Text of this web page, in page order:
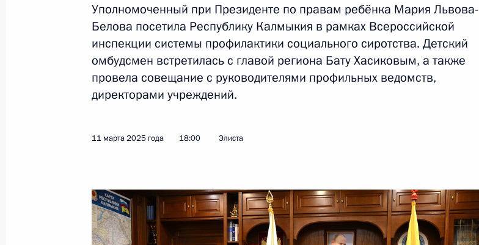
и за произведения для детей
25 марта 2025 года, 16:30
Мария Львова-Белова посетила Запорожскую область
22 марта 2025 года, 11:00
Уполномоченный при Президенте по правам ребёнка Мария Львова-
Белова посетила Республику Калмыкия в рамках Всероссийской
инспекции системы профилактики социального сиротства. Детский
омбудсмен встретилась с главой региона Бату Хасиковым, а также
провела совещание с руководителями профильных ведомств,
директорами учреждений.
11 марта 2025 года 18:00 Элиста